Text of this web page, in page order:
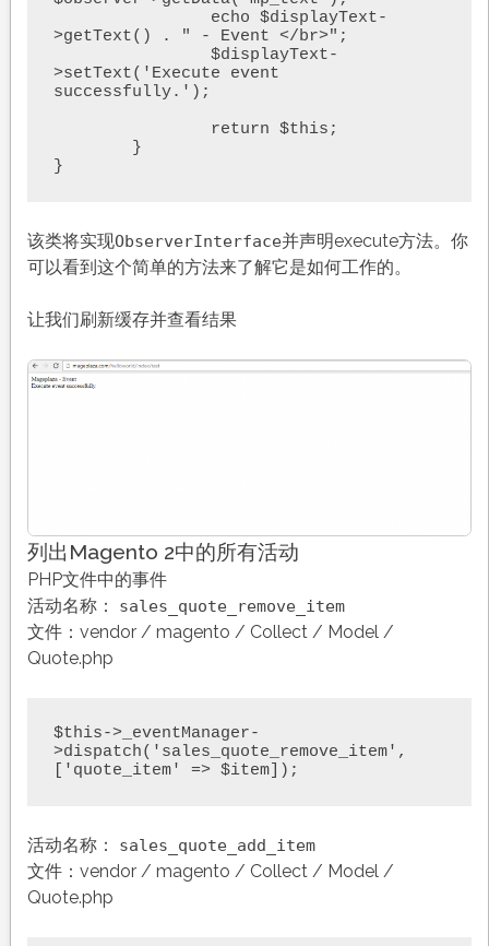
>getText() . " - Event </br>";
>setText('Execute event
successfully.');
}
该类将实现ObserverInterface并声明execute方法。你
可以看到这个简单的方法来了解它是如何工作的。
让我们刷新缓存并查看结果
列出Magento 2中的所有活动
PHP文件中的事件
活动名称： sales_quote_remove_item
文件：vendor / magento / Collect / Model /
Quote.php
$this->_eventManager-
>dispatch('sales_quote_remove_item',
['quote_item' => $item]);
活动名称： sales_quote_add_item
文件：vendor / magento / Collect / Model /
Quote.php